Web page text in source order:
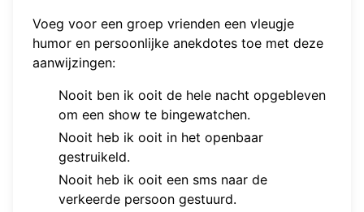
Voeg voor een groep vrienden een vleugje
humor en persoonlijke anekdotes toe met deze
aanwijzingen:
Nooit ben ik ooit de hele nacht opgebleven
om een show te bingewatchen.
Nooit heb ik ooit in het openbaar
gestruikeld.
Nooit heb ik ooit een sms naar de
verkeerde persoon gestuurd.